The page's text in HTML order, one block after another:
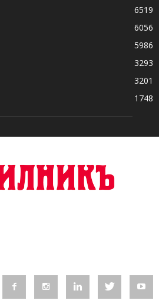
6519
6056
5986
3293
3201
1748